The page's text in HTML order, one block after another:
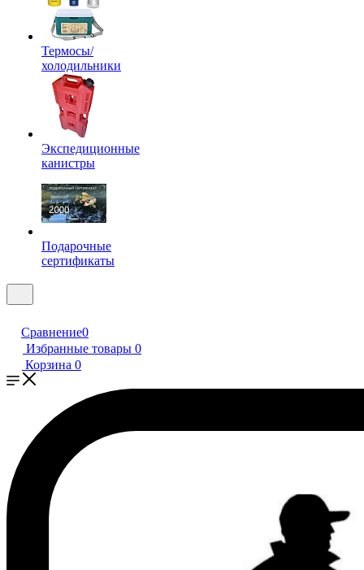
Термосы/
холодильники
Экспедиционные
канистры
Подарочные
сертификаты
Сравнение0
Избранные товары 0
Корзина 0